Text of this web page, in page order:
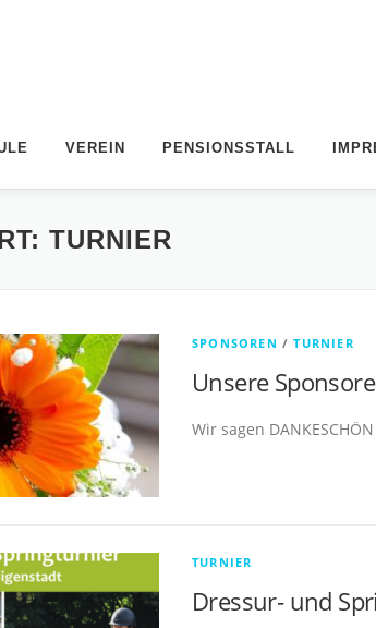
VEREIN PENSIONSSTALL
TURNIER
SPONSOREN /TURNIER
Unsere
Wir sagen
TURNIER
Dressur- und